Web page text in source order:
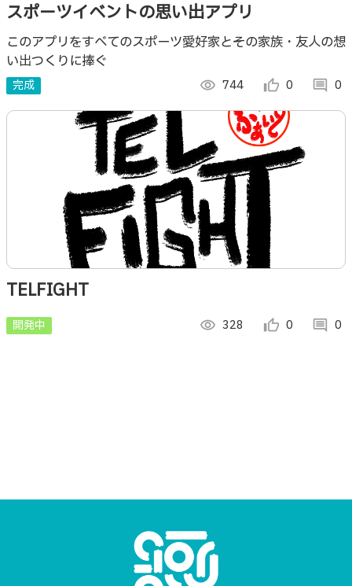
スポーツイベントの思い出アプリ
このアプリをすべてのスポーツ愛好家とその家族・友人の想
い出つくりに捧ぐ
完成 visibility 744 thumb_up_alt 0 comment 0
TELFIGHT
開発中 visibility 328 thumb_up_alt 0 comment 0